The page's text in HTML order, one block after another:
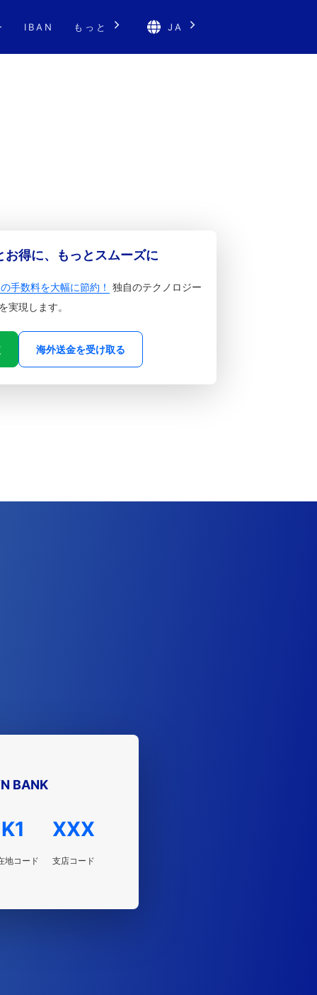
IBAN もっと JA
得に、もっとスムーズに
手数料を大幅に節約！ 独自のテクノロジー
実現します。
海外送金を受け取る
BANK
K1
地コード
XXX
支店コード